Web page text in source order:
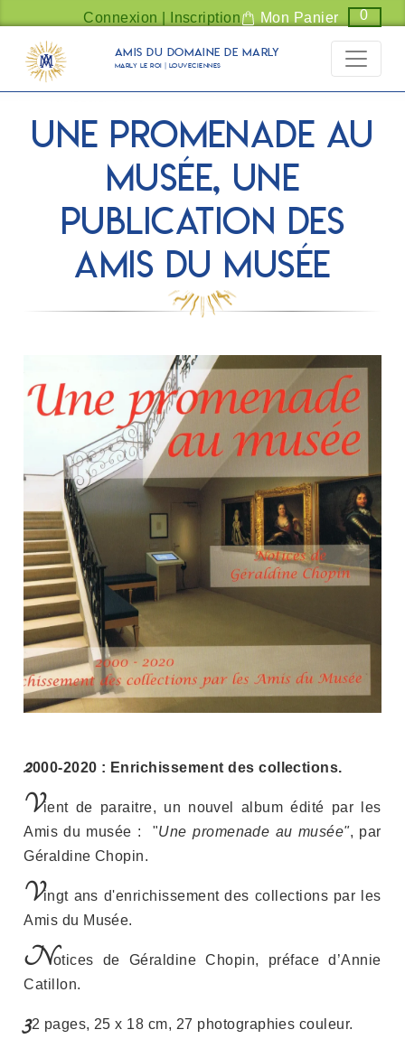
Panneau de gestion des cookies
Connexion | Inscription Mon Panier 0
Amis du Domaine de Marly
Marly Le Roi | Louveciennes
Une promenade au
musée, une
publication des
Amis du Musée
2000-2020 : Enrichissement des collections.
Vient de paraitre, un nouvel album édité par les
Amis du musée : "Une promenade au musée", par
Géraldine Chopin.
Vingt ans d'enrichissement des collections par les
Amis du Musée.
Notices de Géraldine Chopin, préface d’Annie
Catillon.
32 pages, 25 x 18 cm, 27 photographies couleur.